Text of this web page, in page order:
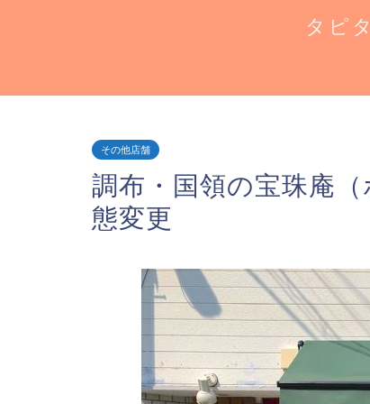
タピ
その他店舗
調布・国領の宝珠庵
態変更